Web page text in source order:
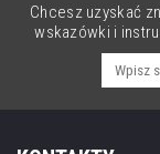
Chcesz uzyskać
wskazówki i